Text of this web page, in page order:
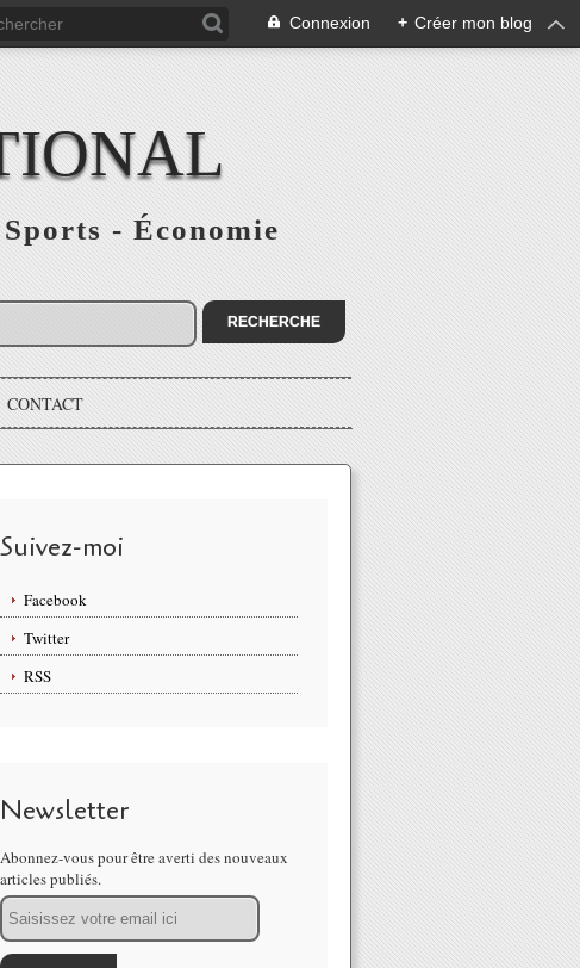
Connexion + Créer mon blog
- Économie
CONTACT
Suivez-moi
Facebook
Twitter
RSS
Newsletter
Abonnez-vous pour être averti des nouveaux
articles publiés.
Email